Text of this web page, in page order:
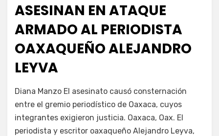
ASESINAN EN ATAQUE
ARMADO AL PERIODISTA
OAXAQUEÑO ALEJANDRO
LEYVA
Fernando Miranda Servín
Diana Manzo El asesinato causó consternación
entre el gremio periodístico de Oaxaca, cuyos
integrantes exigieron justicia. Oaxaca, Oax. El
periodista y escritor oaxaqueño Alejandro Leyva,